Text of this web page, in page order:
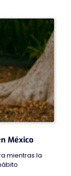
México
mientras la